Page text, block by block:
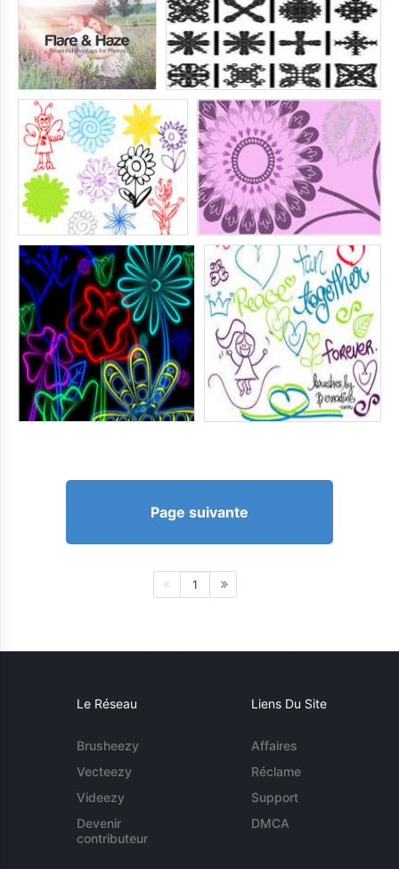
Page suivante
1
Le Réseau
Brusheezy
Vecteezy
Videezy
Devenir
contributeur
Liens Du Site
Affaires
Réclame
Support
DMCA